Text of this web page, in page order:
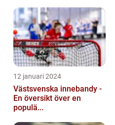
12 januari 2024
Västsvenska innebandy -
En översikt över en
populä...